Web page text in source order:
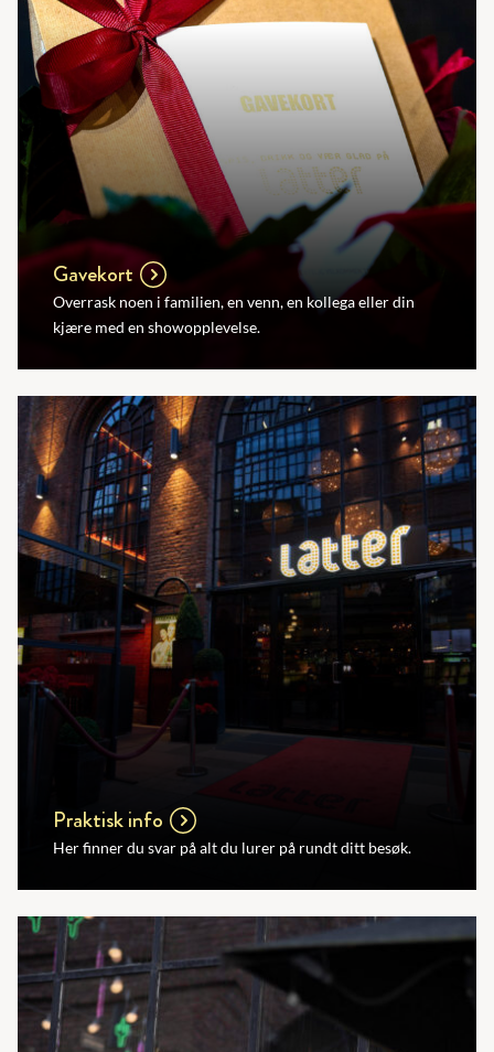
Gavekort
Overrask noen i familien, en venn, en kollega eller din
kjære med en showopplevelse.
Praktisk info
Her finner du svar på alt du lurer på rundt ditt besøk.